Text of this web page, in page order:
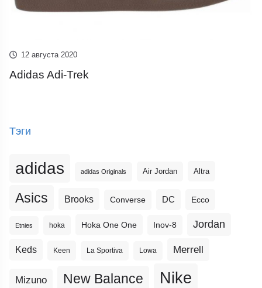
12 августа 2020
Adidas Adi-Trek
Тэги
adidas adidas Originals Air Jordan Altra
Asics Brooks Converse DC Ecco
Etnies hoka Hoka One One Inov-8 Jordan
Keds Keen La Sportiva Lowa Merrell
Mizuno New Balance Nike